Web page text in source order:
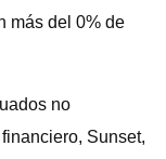
más del 0% de
no
Sunset,